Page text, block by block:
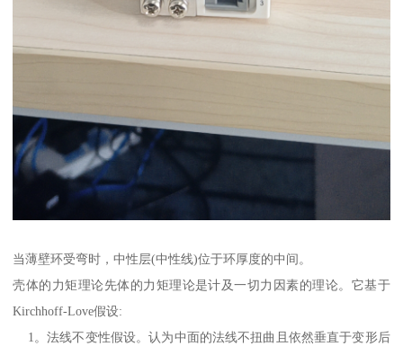
当薄壁环受弯时，中性层(中性线)位于环厚度的中间。
壳体的力矩理论先体的力矩理论是计及一切力因素的理论。它基于
Kirchhoff-Love假设:
1。法线不变性假设。认为中面的法线不扭曲且依然垂直于变形后